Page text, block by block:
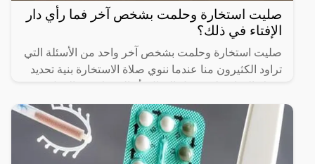
صليت استخارة وحلمت بشخص آخر فما رأي دار
الإفتاء في ذلك؟
صليت استخارة وحلمت بشخص آخر واحد من الأسئلة التي
تراود الكثيرون منا عندما ننوي صلاة الاستخارة بنية تحديد
ويهتم